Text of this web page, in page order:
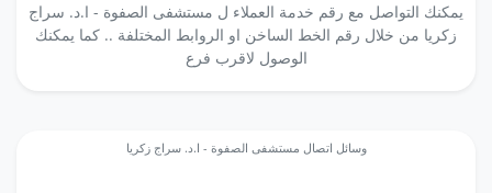
يمكنك التواصل مع رقم خدمة العملاء ل مستشفى الصفوة - ا.د. سراج
زكريا من خلال رقم الخط الساخن او الروابط المختلفة .. كما يمكنك
الوصول لاقرب فرع
وسائل اتصال مستشفى الصفوة - ا.د. سراج زكريا